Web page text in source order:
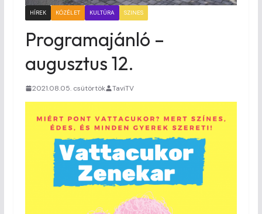
HÍREK KÖZÉLET KULTÚRA SZINES
Programajánló –
augusztus 12.
2021.08.05. csütörtök TaviTV